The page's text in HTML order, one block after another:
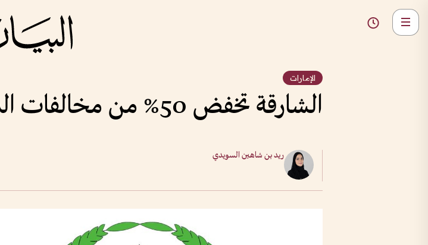
الإمارات
الشارقة تخفض 50% من مخالفات الدفاع المدني
ريد بن شاهين السويدي